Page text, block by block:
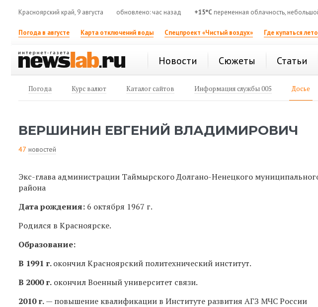
Красноярский край, 9 августа обновлено: час назад +15°C переменная облачность,
Погода в августе Карта отключений воды Спецпроект «Чистый воздух» Где купаться
Новости Сюжеты Статьи
Погода Курс валют Каталог сайтов Информация службы 005 Досье
ВЕРШИНИН ЕВГЕНИЙ ВЛАДИМИРОВИЧ
47 новостей
Экс-глава администрации Таймырского Долгано-Ненецкого
района
Дата рождения: 6 октября 1967 г.
Родился в Красноярске.
Образование:
В 1991 г.окончил Красноярский политехнический институт.
В 2000 г. окончил Военный университет связи.
2010 г.— повышение квалификации в Институте развития АГЗ МЧС России